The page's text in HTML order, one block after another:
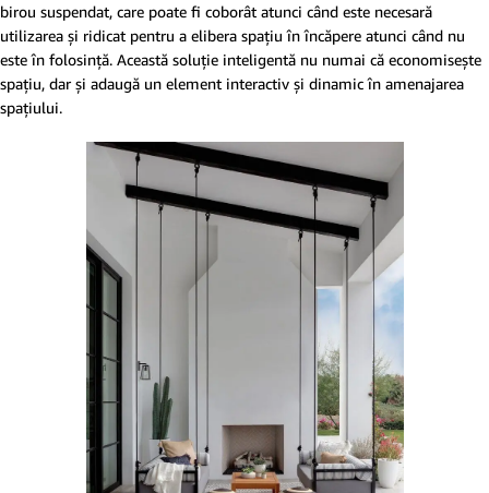
birou suspendat, care poate fi coborât atunci când este necesară
utilizarea și ridicat pentru a elibera spațiu în încăpere atunci când nu
este în folosință. Această soluție inteligentă nu numai că economisește
spațiu, dar și adaugă un element interactiv și dinamic în amenajarea
spațiului.